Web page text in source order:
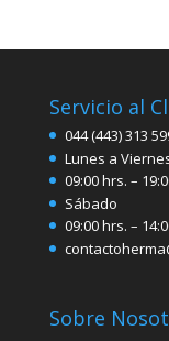
Servicio al
044 (443) 313
Lunes a
09:00 hrs. –
Sábado
09:00 hrs. –
Sobre